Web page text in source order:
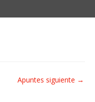
Apuntes siguiente →